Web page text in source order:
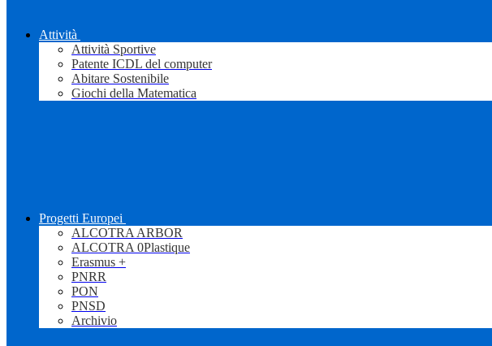
Attività
Attività Sportive
Patente ICDL del computer
Abitare Sostenibile
Giochi della Matematica
Progetti Europei
ALCOTRA ARBOR
ALCOTRA 0Plastique
Erasmus +
PNRR
PON
PNSD
Archivio